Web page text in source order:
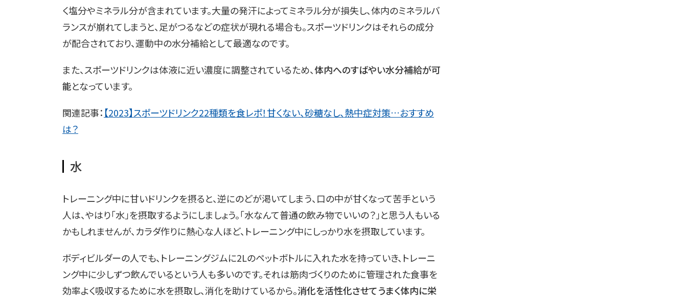
く塩分やミネラル分が含まれています。大量の発汗によってミネラル分が損失し、体内のミネラルバ
ランスが崩れてしまうと、足がつるなどの症状が現れる場合も。スポーツドリンクはそれらの成分
が配合されており、運動中の水分補給として最適なのです。
また、スポーツドリンクは体液に近い濃度に調整されているため、体内へのすばやい水分補給が可
能となっています。
関連記事： 【2023】スポーツドリンク22種類を食レポ！甘くない、砂糖なし、熱中症対策…おすすめ
は？
水
トレーニング中に甘いドリンクを摂ると、逆にのどが渇いてしまう、口の中が甘くなって苦手という
人は、やはり「水」を摂取するようにしましょう。「水なんて普通の飲み物でいいの？」と思う人もいる
かもしれませんが、カラダ作りに熱心な人ほど、トレーニング中にしっかり水を摂取しています。
ボディビルダーの人でも、トレーニングジムに2Lのペットボトルに入れた水を持っていき、トレーニ
ング中に少しずつ飲んでいるという人も多いのです。それは筋肉づくりのために管理された食事を
効率よく吸収するために水を摂取し、消化を助けているから。消化を活性化させてうまく体内に栄